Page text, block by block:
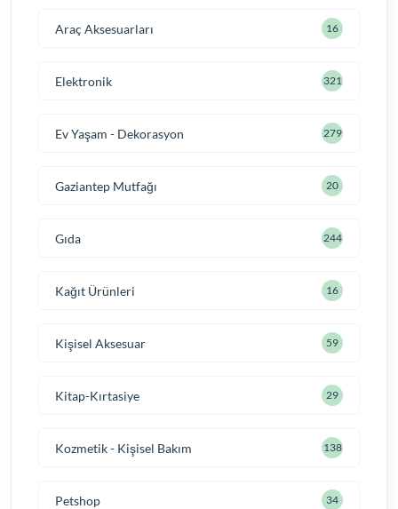
Araç Aksesuarları 16
Elektronik 321
Ev Yaşam - Dekorasyon 279
Gaziantep Mutfağı 20
Gıda 244
Kağıt Ürünleri 16
Kişisel Aksesuar 59
Kitap-Kırtasiye 29
Kozmetik - Kişisel Bakım 138
Petshop 34